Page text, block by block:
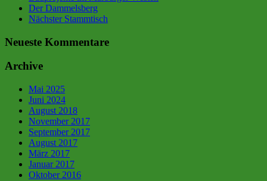
Der Dammelsberg
Nächster Stammtisch
Neueste Kommentare
Archive
Mai 2025
Juni 2024
August 2018
November 2017
September 2017
August 2017
März 2017
Januar 2017
Oktober 2016